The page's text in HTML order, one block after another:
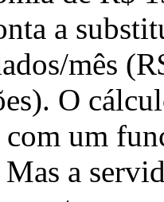
a
mês
O
com um
Mas a